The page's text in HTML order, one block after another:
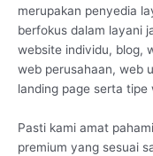
merupakan penyedia
berfokus dalam layani
website individu, blog,
web perusahaan, web
landing page serta tipe
Pasti kami amat
premium yang sesuai